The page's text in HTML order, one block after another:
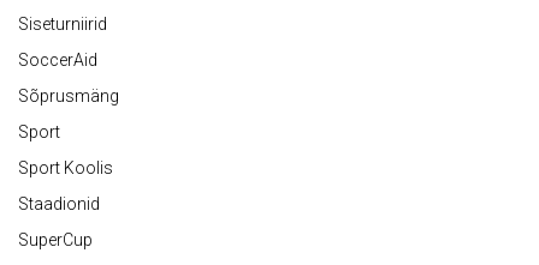
Siseturniirid
SoccerAid
Sõprusmäng
Sport
Sport Koolis
Staadionid
SuperCup